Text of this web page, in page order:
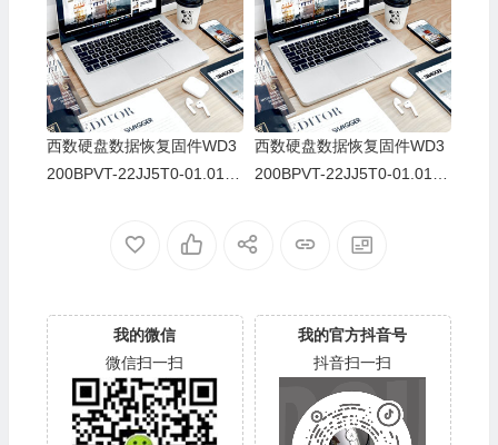
650074
65006E
西数硬盘数据恢复固件WD3
200BPVT-22JJ5T0-01.01A0
西数硬盘数据恢复固件WD3
200BPVT-22JJ5T0-01.01A0
我的微信
微信扫一扫
我的官方抖音号
抖音扫一扫